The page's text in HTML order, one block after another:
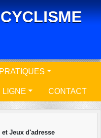
LIGNE CONTACT
Jeux d'adresse